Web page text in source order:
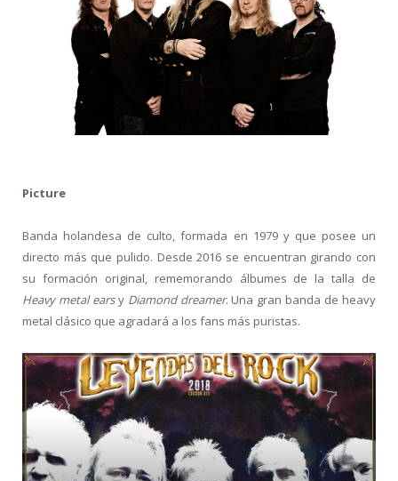
Picture
Banda holandesa de culto, formada en 1979 y que posee un
directo más que pulido. Desde 2016 se encuentran girando con
su formación original, rememorando álbumes de la talla de
Heavy metal earsy Diamond dreamer. Una gran banda de heavy
metal clásico que agradará a los fans más puristas.